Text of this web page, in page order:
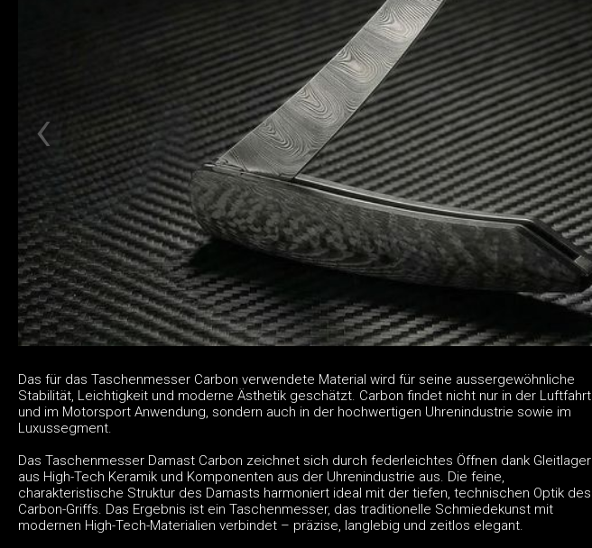
Das für das Taschenmesser Carbon verwendete Material wird für seine aussergewöhnliche
Stabilität, Leichtigkeit und moderne Ästhetik geschätzt. Carbon findet nicht nur in der Luftfahrt
und im Motorsport Anwendung, sondern auch in der hochwertigen Uhrenindustrie sowie im
Luxussegment.
Das Taschenmesser Damast Carbon zeichnet sich durch federleichtes Öffnen dank Gleitlager
aus High-Tech Keramik und Komponenten aus der Uhrenindustrie aus. Die feine,
charakteristische Struktur des Damasts harmoniert ideal mit der tiefen, technischen Optik des
Carbon-Griffs. Das Ergebnis ist ein Taschenmesser, das traditionelle Schmiedekunst mit
modernen High-Tech-Materialien verbindet – präzise, langlebig und zeitlos elegant.